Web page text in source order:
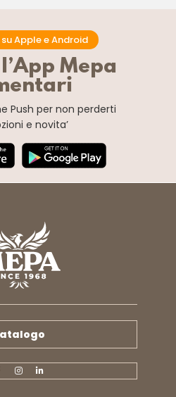
Apple e Android
Mepa
Push per non perderti
e novita’